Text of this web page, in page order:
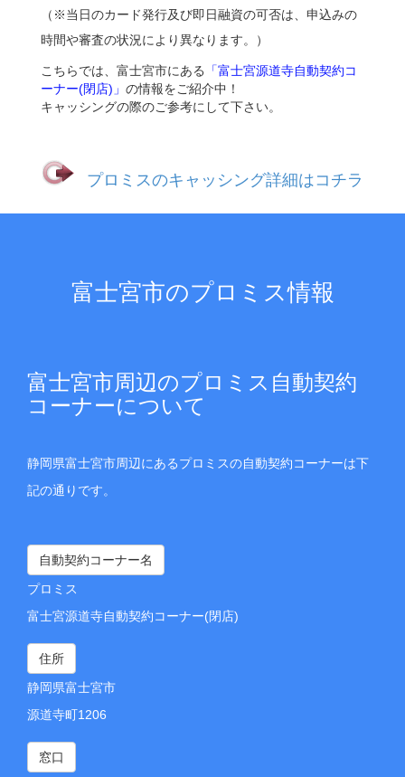
（※当日のカード発行及び即日融資の可否は、申込みの
時間や審査の状況により異なります。）
こちらでは、富士宮市にある
「富士宮源道寺自動契約コ
ーナー(閉店)」 の情報をご紹介中！
キャッシングの際のご参考にして下さい。
プロミスのキャッシング詳細はコチラ
富士宮市のプロミス情報
富士宮市周辺のプロミス自動契約
コーナーについて
静岡県富士宮市周辺にあるプロミスの自動契約コーナーは下
記の通りです。
自動契約コーナー名
プロミス
富士宮源道寺自動契約コーナー(閉店)
住所
静岡県富士宮市
源道寺町1206
窓口